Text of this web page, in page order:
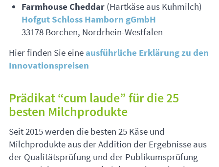
Farmhouse Cheddar (Hartkäse aus Kuhmilch)
Hofgut Schloss Hamborn gGmbH
33178 Borchen, Nordrhein-Westfalen
Hier finden Sie eine ausführliche Erklärung zu den
Innovationspreisen
Prädikat “cum laude” für die 25
besten Milchprodukte
Seit 2015 werden die besten 25 Käse und
Milchprodukte aus der Addition der Ergebnisse aus
der Qualitätsprüfung und der Publikumsprüfung